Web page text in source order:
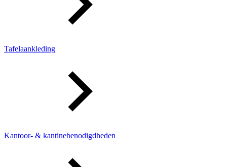
Tafelaankleding
Kantoor- & kantinebenodigdheden